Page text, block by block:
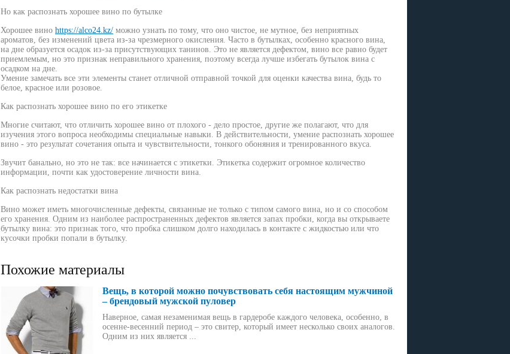
Но как распознать хорошее вино по бутылке
Хорошее вино https://alco24.kz/ можно узнать по тому, что оно чистое, не мутное, без неприятных
ароматов, без изменений цвета из-за чрезмерного окисления. Часто в бутылках, особенно красного вина,
на дне образуется осадок из-за присутствующих танинов. Это не является дефектом, вино все равно будет
приемлемым, но это признак неправильного хранения, поэтому всегда лучше избегать бутылок вина с
осадком на дне.
Умение замечать все эти элементы станет отличной отправной точкой для оценки качества вина, будь то
белое, красное или розовое.
Как распознать хорошее вино по его этикетке
Многие считают, что отличить хорошее вино от плохого - дело простое, другие же полагают, что для
изучения этого вопроса необходимы специальные навыки. В действительности, умение распознать хорошее
вино - это результат сочетания опыта и чувствительности, тонкого обоняния и тренированного вкуса.
Звучит банально, но это не так: все начинается с этикетки. Этикетка содержит огромное количество
информации, почти как удостоверение личности вина.
Как распознать недостатки вина
Вино может иметь многочисленные дефекты, связанные не только с типом самого вина, но и со способом
его хранения. Одним из наиболее распространенных дефектов является запах пробки, когда вы открываете
бутылку вина: это признак того, что пробка слишком долго находилась в контакте с жидкостью или что
кусочки пробки попали в бутылку.
Похожие материалы
Вещь, в которой можно почувствовать себя настоящим мужчиной
– брендовый мужской пуловер
Наверное, самая незаменимая вещь в гардеробе каждого человека, особенно, в
осенне-весенний период – это свитер, который имеет несколько своих аналогов.
Одним из них является ...